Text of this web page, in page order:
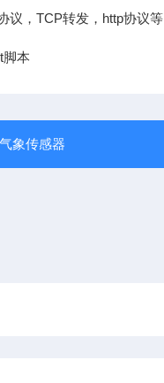
，TCP转发，http协议等
本
象传感器